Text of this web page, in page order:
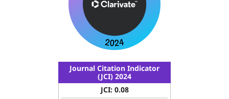
Journal Citation Indicator
(JCI) 2024
JCI: 0.08